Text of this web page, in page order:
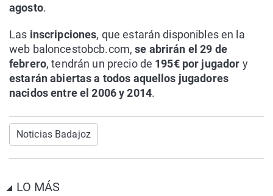
agosto.
Las inscripciones, que estarán disponibles en la
web baloncestobcb.com,se abrirán el 29 de
febrero, tendrán un precio de 195€ por jugador y
estarán abiertas a todos aquellos jugadores
nacidos entre el 2006 y 2014.
Noticias Badajoz
LO MÁS